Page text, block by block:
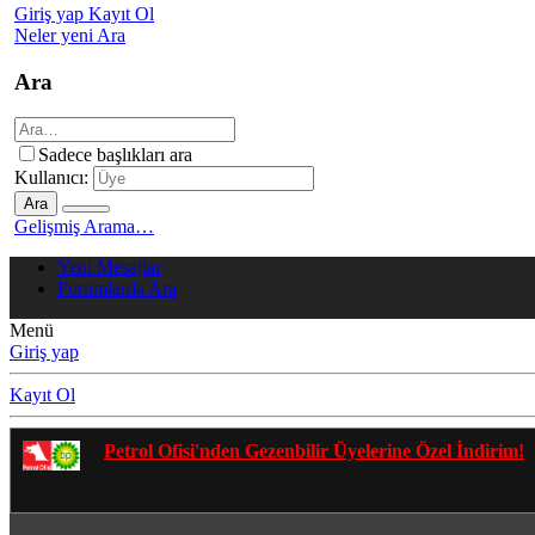
Giriş yap Kayıt Ol
Neler yeni Ara
Ara
Sadece başlıkları ara
Kullanıcı:
Ara
Gelişmiş Arama…
Yeni Mesajlar
Forumlarda Ara
Menü
Giriş yap
Kayıt Ol
Gezenbilir Whatsapp Grupları'na Katılmak İçin